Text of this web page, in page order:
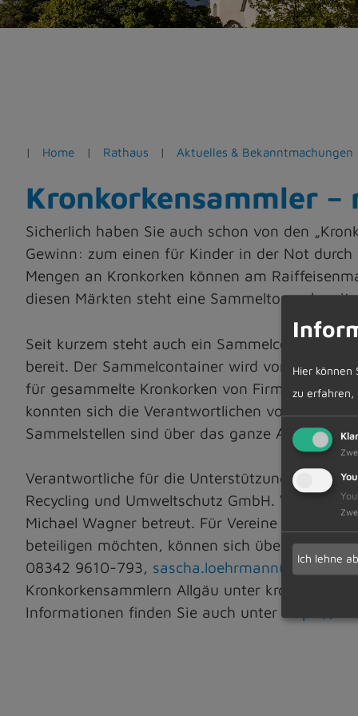
e
n
Home Rathaus Aktuelles & Bekanntmachungen
Kronkorkensammler –
Sicherlich haben Sie auch schon von den
Gewinn: zum einen für Kinder in der Not
Mengen an Kronkorken können am
diesen Märkten steht eine Sammeltonne bereit.
Seit kurzem steht auch ein Sammelcontainer
bereit. Der Sammelcontainer wird von Michael
für gesammelte Kronkorken von Firmen,
konnten sich die Verantwortlichen von der
Sammelstellen sind über das ganze Allgäu
Verantwortliche für die Unterstützung und
Recycling und Umweltschutz GmbH. Vor Ort
Michael Wagner betreut. Für Vereine und
beteiligen möchten, können sich über die
08342 9610-793,
Kronkorkensammlern Allgäu unter
Informationen finden Sie auch unterhttps://
Hier können
zu erfahren,
Ich lehne ab